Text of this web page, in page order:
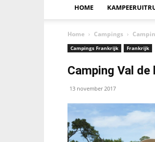
HOME
Home Campings
Campings Frankrijk Frankrijk
Camping Val
13 november 2017